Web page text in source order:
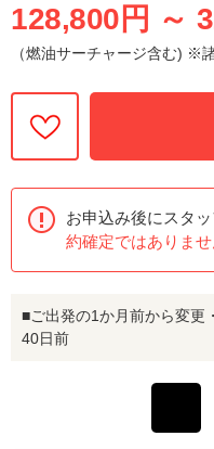
128,800円 ～
（燃油サーチャージ含む) ※
お申込み後にスタ
約確定ではありませ
■ご出発の1か月前から変更
40日前